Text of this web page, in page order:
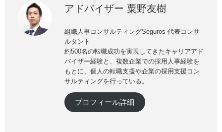
アドバイザー 粟野友樹
組織人事コンサルティングSeguros 代表コンサ
ルタント
約500名の転職成功を実現してきたキャリアアド
バイザー経験と、複数企業での採用人事経験を
もとに、個人の転職支援や企業の採用支援コン
サルティングを行っている。
プロフィール詳細